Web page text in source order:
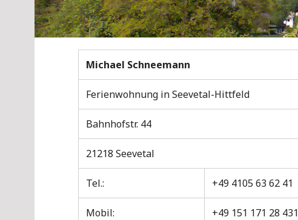
Michael Schneemann
Ferienwohnung in Seevetal-Hittfeld
Bahnhofstr. 44
21218 Seevetal
Tel.: +49 4105 63 62 41
Mobil: +49 151 171 28 431